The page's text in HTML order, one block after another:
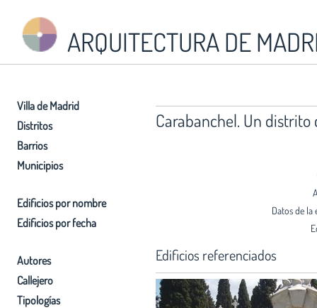
ARQUITECTURA DE
Villa de Madrid
Distritos
Barrios
Municipios
Edificios por nombre
Edificios por fecha
Autores
Callejero
Tipologías
Carabanchel. Un distrito
Datos de la
Edificios referenciados